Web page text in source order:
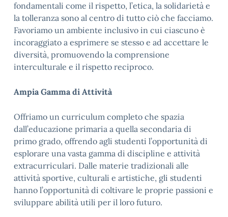
fondamentali come il rispetto, l’etica, la solidarietà e
la tolleranza sono al centro di tutto ciò che facciamo.
Favoriamo un ambiente inclusivo in cui ciascuno è
incoraggiato a esprimere se stesso e ad accettare le
diversità, promuovendo la comprensione
interculturale e il rispetto reciproco.
Ampia Gamma di Attività
Offriamo un curriculum completo che spazia
dall’educazione primaria a quella secondaria di
primo grado, offrendo agli studenti l’opportunità di
esplorare una vasta gamma di discipline e attività
extracurriculari. Dalle materie tradizionali alle
attività sportive, culturali e artistiche, gli studenti
hanno l’opportunità di coltivare le proprie passioni e
sviluppare abilità utili per il loro futuro.